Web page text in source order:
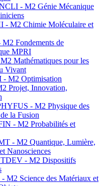
- M2 Génie Mécanique
- M2 Chimie Moléculaire et
Fondements de
MPRI
Mathématiques pour les
Vivant
M2 Optimisation
Projet, Innovation,
- M2 Physique des
la Fusion
- M2 Probabilités et
- M2 Quantique, Lumière,
Nanosciences
- M2 Dispositifs
M2 Science des Matériaux et